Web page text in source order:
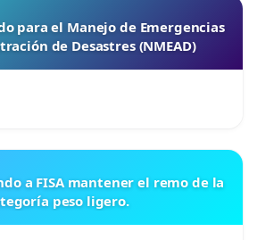
para el Manejo de Emergencias
de Desastres (NMEAD)
peso ligero.